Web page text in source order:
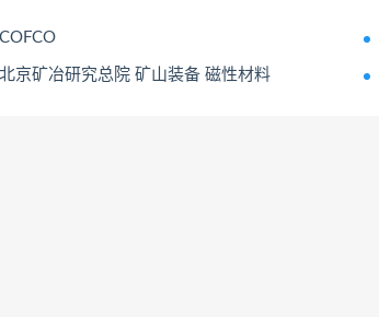
京矿冶研究总院 矿山装备 磁性材料